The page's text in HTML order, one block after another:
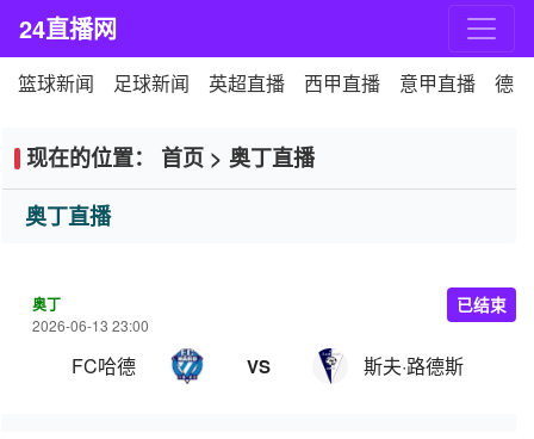
24直播网
篮球新闻 足球新闻 英超直播 西甲直播 意甲直播 德
现在的位置： 首页 > 奥丁直播
奥丁直播
奥丁
2026-06-13 23:00
FC哈德 VS 斯夫·路德斯
已结束